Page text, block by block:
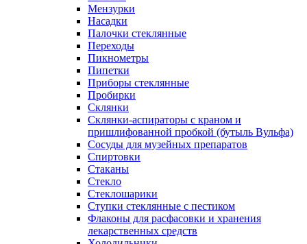
Мензурки
Насадки
Палочки стеклянные
Переходы
Пикнометры
Пипетки
Приборы стеклянные
Пробирки
Склянки
Склянки-аспираторы с краном и
пришлифованной пробкой (бутыль Вульфа)
Сосуды для музейных препаратов
Спиртовки
Стаканы
Стекло
Стеклошарики
Ступки стеклянные с пестиком
Флаконы для расфасовки и хранения
лекарственных средств